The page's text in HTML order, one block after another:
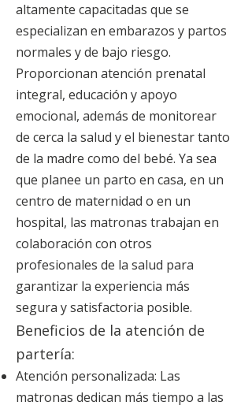
altamente capacitadas que se
especializan en embarazos y partos
normales y de bajo riesgo.
Proporcionan atención prenatal
integral, educación y apoyo
emocional, además de monitorear
de cerca la salud y el bienestar tanto
de la madre como del bebé. Ya sea
que planee un parto en casa, en un
centro de maternidad o en un
hospital, las matronas trabajan en
colaboración con otros
profesionales de la salud para
garantizar la experiencia más
segura y satisfactoria posible.
Beneficios de la atención de
partería:
Atención personalizada: Las
matronas dedican más tiempo a las